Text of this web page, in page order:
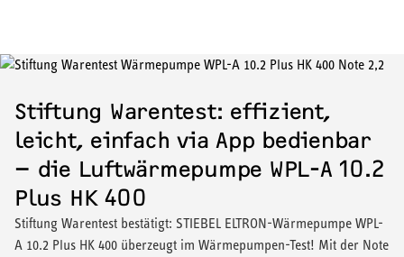
Stiftung Warentest: effizient,
leicht, einfach via App bedienbar
– die Luftwärmepumpe WPL-A 10.2
Plus HK 400
Stiftung Warentest bestätigt: STIEBEL ELTRON-Wärmepumpe WPL-
A 10.2 Plus HK 400 überzeugt im Wärmepumpen-Test! Mit der Note